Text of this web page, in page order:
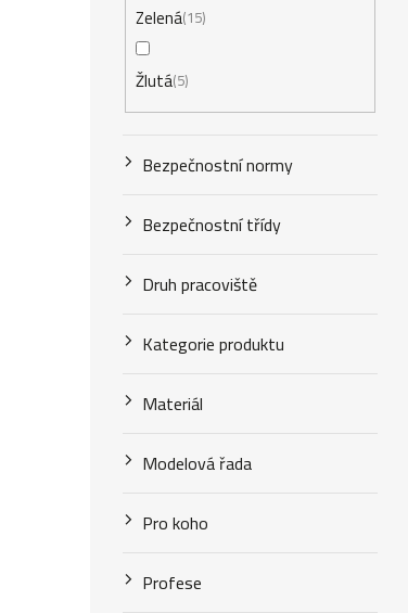
Zelená 15
Žlutá 5
Bezpečnostní normy
Bezpečnostní třídy
Druh pracoviště
Kategorie produktu
Materiál
Modelová řada
Pro koho
Profese